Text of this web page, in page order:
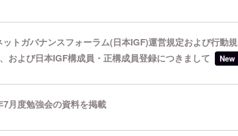
トガバナンスフォーラム(日本IGF)運営規定および行動規
および日本IGF構成員・正構成員登録につきまして
New
7月度勉強会の資料を掲載